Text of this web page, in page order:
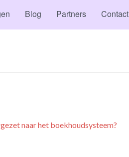
Blog Partners Contact
naar het boekhoudsysteem?